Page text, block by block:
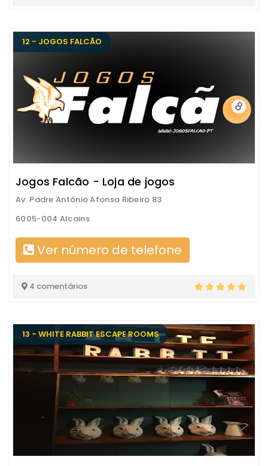
12 - JOGOS FALCÃO
Jogos Falcão - Loja de jogos
Av. Padre António Afonso Ribeiro 83
6005-004 Alcains
Ver número de telefone
4 comentários
13 - WHITE RABBIT ESCAPE ROOMS